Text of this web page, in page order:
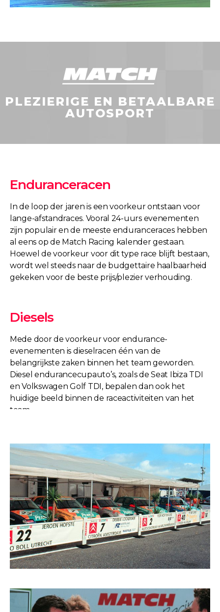
PLEZIERIGE EN BETAALBARE
AUTOSPORT
Enduranceracen
In de loop der jaren is een voorkeur ontstaan voor
lange-afstandraces. Vooral 24-uurs evenementen
zijn populair en de meeste enduranceraces hebben
al eens op de Match Racing kalender gestaan.
Hoewel de voorkeur voor dit type race blijft bestaan,
wordt wel steeds naar de budgettaire haalbaarheid
gekeken voor de beste prijs/plezier verhouding.
Diesels
Mede door de voorkeur voor endurance-
evenementen is dieselracen één van de
belangrijkste zaken binnen het team geworden.
Diesel endurancecupauto’s, zoals de Seat Ibiza TDI
en Volkswagen Golf TDI, bepalen dan ook het
huidige beeld binnen de raceactiviteiten van het
team.